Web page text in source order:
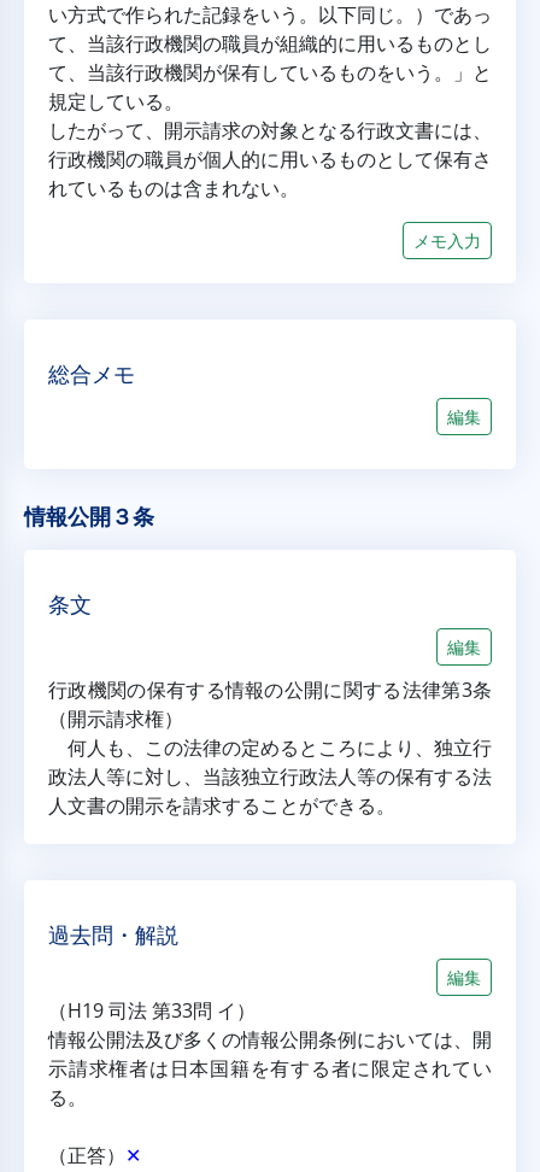
い方式で作られた記録をいう。以下同じ。）であっ
て、当該行政機関の職員が組織的に用いるものとし
て、当該行政機関が保有しているものをいう。」と
規定している。
したがって、開示請求の対象となる行政文書には、
行政機関の職員が個人的に用いるものとして保有さ
れているものは含まれない。
メモ入力
総合メモ
編集
情報公開３条
条文
編集
行政機関の保有する情報の公開に関する法律第3条
（開示請求権）
何人も、この法律の定めるところにより、独立行
政法人等に対し、当該独立行政法人等の保有する法
人文書の開示を請求することができる。
過去問・解説
編集
（H19 司法 第33問 イ）
情報公開法及び多くの情報公開条例においては、開
示請求権者は日本国籍を有する者に限定されてい
る。
（正答） ✕